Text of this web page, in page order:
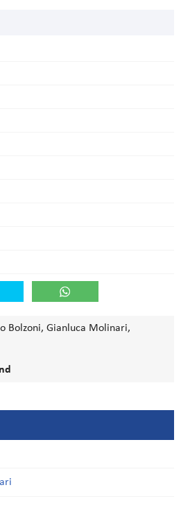
Bolzoni, Gianluca Molinari,